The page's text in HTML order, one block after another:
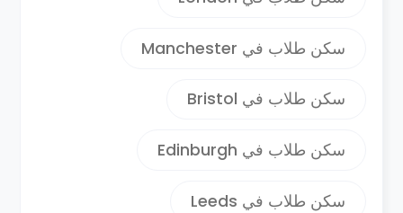
الحضاره والعصريه ويتوفر بها الكثير من
المطاعم والمتاحف و المراكز الفنيه بالاضافه
للمراكز التجاريه والكثبر من فرق كره القدم
تم اعاده تطوير منطقه الواجهه البحريه في
المناطق الاكثر جاذبيه من حيث الاهتمام
سكن طلاب في Manchester
سكن طلاب في Bristol
سكن طلاب في Edinburgh
سكن طلاب في Leeds